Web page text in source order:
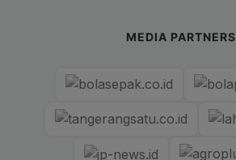
MEDIA PARTNERS